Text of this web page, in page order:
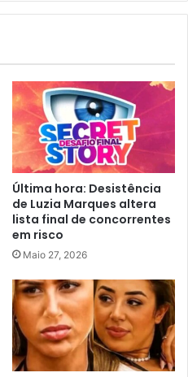
Última hora: Desistência
de Luzia Marques altera
lista final de concorrentes
em risco
Maio 27, 2026